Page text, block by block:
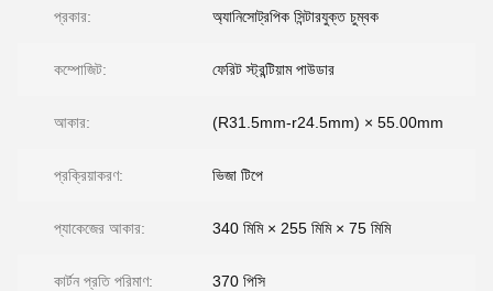
প্রকার: অ্যানিসোট্রপিক সিন্টারযুক্ত চুম্বক
কম্পোজিট: ফেরিট স্ট্রন্টিয়াম পাউডার
আকার: (R31.5mm-r24.5mm) × 55.00mm
প্রক্রিয়াকরণ: ভিজা টিপে
প্যাকেজের আকার: 340 মিমি × 255 মিমি × 75 মিমি
কার্টন প্রতি পরিমাণ: 370 পিসি